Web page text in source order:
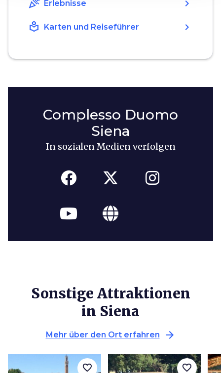
celebration Erlebnisse chevron_right
local_library Karten und Reiseführer chevron_right
Complesso Duomo
Siena
In sozialen Medien verfolgen
Sonstige Attraktionen
in Siena
Mehr über den Ort erfahren arrow_forward
favorite_border favorite_border